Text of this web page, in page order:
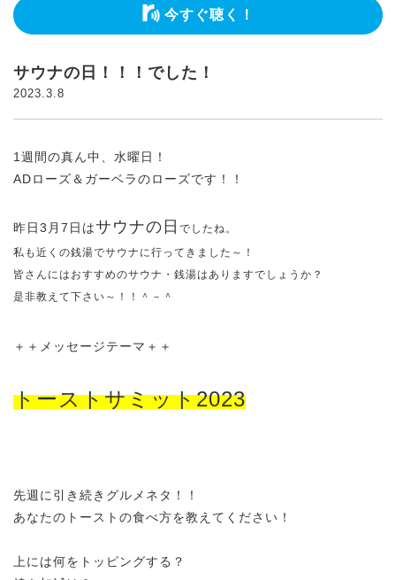
今すぐ聴く！
サウナの日！！！でした！
2023.3.8
1週間の真ん中、水曜日！
ADローズ＆ガーベラのローズです！！
昨日3月7日はサウナの日 でしたね。
私も近くの銭湯でサウナに行ってきました～！
皆さんにはおすすめのサウナ・銭湯はありますでしょうか？
是非教えて下さい～！！＾－＾
＋＋メッセージテーマ＋＋
トーストサミット2023
先週に引き続きグルメネタ！！
あなたのトーストの食べ方を教えてください！
上には何をトッピングする？